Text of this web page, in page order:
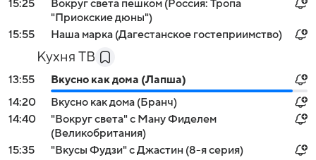
15:25
Вокруг света пешком (Россия: Тропа
"Приокские дюны")
15:55
Наша марка (Дагестанское гостеприимство)
Кухня ТВ
13:55
Вкусно как дома (Лапша)
14:20
Вкусно как дома (Бранч)
14:40
"Вокруг света" с Ману Фиделем
(Великобритания)
15:35
"Вкусы Фудзи" с Джастин (8-я серия)